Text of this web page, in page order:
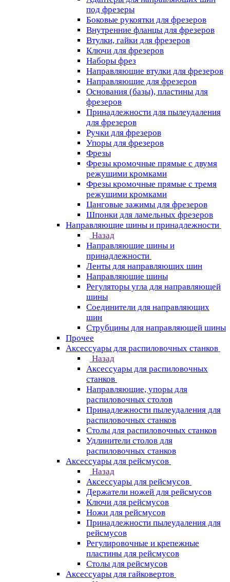
под фрезеры
Боковые рукоятки для фрезеров
Внутренние фланцы для фрезеров
Втулки, гайки для фрезеров
Ключи для фрезеров
Наборы фрез
Направляющие втулки для фрезеров
Направляющие для фрезеров
Основания (базы), пластины для
фрезеров
Принадлежности для пылеудаления
для фрезеров
Ручки для фрезеров
Упоры для фрезеров
Фрезы
Фрезы кромочные прямые с двумя
режущими кромками
Фрезы кромочные прямые с тремя
режущими кромками
Цанговые зажимы для фрезеров
Шпонки для ламельных фрезеров
Направляющие шины и принадлежности
Назад
Направляющие шины и
принадлежности
Ленты для направляющих шин
Направляющие шины
Регуляторы угла для направляющей
шины
Соединители для направляющих
шин
Струбцины для направляющей шины
Прочее
Аксессуары для распиловочных станков
Назад
Аксессуары для распиловочных
станков
Направляющие, упоры для
распиловочных столов
Принадлежности пылеудаления для
распиловочных станков
Столы для распиловочных станков
Удлинители столов для
распиловочных станков
Аксессуары для рейсмусов
Назад
Аксессуары для рейсмусов
Держатели ножей для рейсмусов
Ключи для рейсмусов
Ножи для рейсмусов
Принадлежности пылеудаления для
рейсмусов
Регулировочные и крепежные
пластины для рейсмусов
Столы для рейсмусов
Аксессуары для гайковертов